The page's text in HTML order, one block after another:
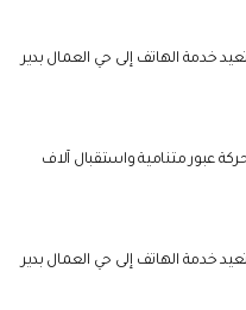
تعيد خدمة الهاتف إلى حي العمال بدير
عبور متنامية واستقبال آلاف
تعيد خدمة الهاتف إلى حي العمال بدير